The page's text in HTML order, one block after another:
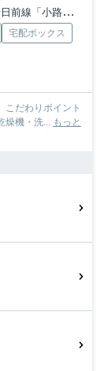
「小路」駅 徒歩10分
宅配ボックス
こだわりポイント
燥機・洗... もっと